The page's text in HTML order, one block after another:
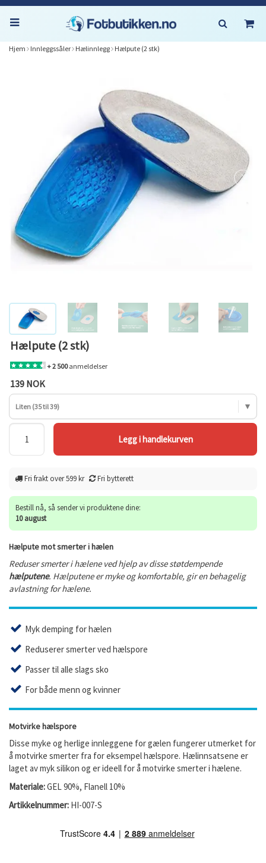
Hjem Innleggssåler Hælinnlegg Hælpute (2 stk)
Hælpute (2 stk)
+ 2 500anmeldelser
139 NOK
Liten (35 til 39)
Fri frakt over 599 kr Fri bytterett
Bestill nå, så sender vi produktene dine:
10 august
Hælpute mot smerter i hælen
Reduser smerter i hælene ved hjelp av disse støtdempende
hælputene. Hælputene er myke og komfortable, gir en behagelig
avlastning for hælene.
Myk demping for hælen
Reduserer smerter ved hælspore
Passer til alle slags sko
For både menn og kvinner
Motvirke hælspore
Disse myke og herlige innleggene for gælen fungerer utmerket for
å motvirke smerter fra for eksempel hælspore. Hælinnsatsene er
laget av myk silikon og er ideell for å motvirke smerter i hælene.
Materiale:GEL 90%, Flanell 10%
Artikkelnummer: HI-007-S